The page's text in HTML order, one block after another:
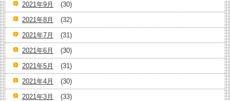
2021年9月
(30)
2021年8月
(32)
2021年7月
(31)
2021年6月
(30)
2021年5月
(31)
2021年4月
(30)
2021年3月
(33)